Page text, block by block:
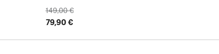
149,00 €
79,90 €